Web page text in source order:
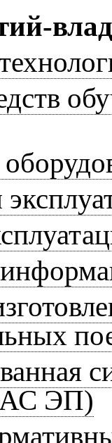
ЭП)